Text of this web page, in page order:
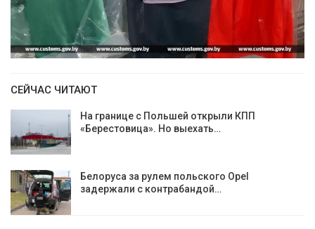
СЕЙЧАС ЧИТАЮТ
На границе с Польшей открыли КПП
«Берестовица». Но выехать…
Белоруса за рулем польского Opel
задержали с контрабандой…